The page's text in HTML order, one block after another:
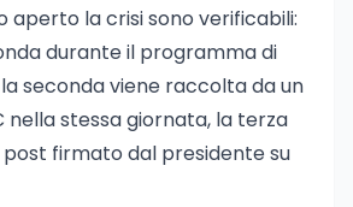
aperto la crisi sono verificabili:
durante il programma di
seconda viene raccolta da un
nella stessa giornata, la terza
firmato dal presidente su